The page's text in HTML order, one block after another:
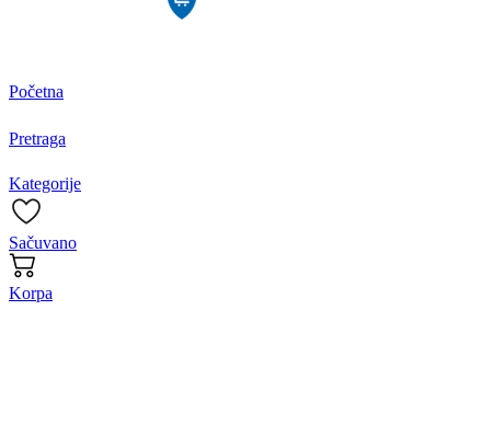
Početna
Pretraga
Kategorije
Sačuvano
Korpa